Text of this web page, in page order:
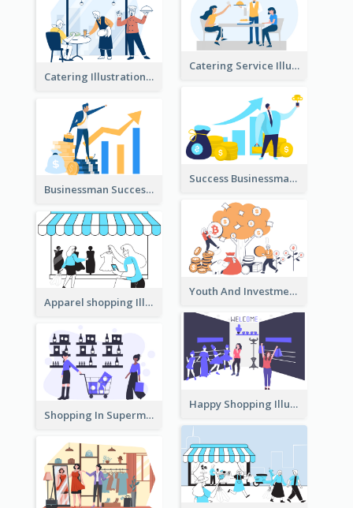
Catering Service Illustration
Catering Illustration
Success Businessman Illustration
Businessman Success Illustration
Youth And Investment Illustration
Apparel shopping Illustration
Happy Shopping Illustration
Shopping In Supermarket Illustration